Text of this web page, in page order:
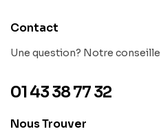
Contact
Une question? Notre
01 43 38 77 32
Nous Trouver